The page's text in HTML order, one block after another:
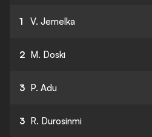
1 V. Jemelka
2 M. Doski
3 P. Adu
3 R. Durosinmi